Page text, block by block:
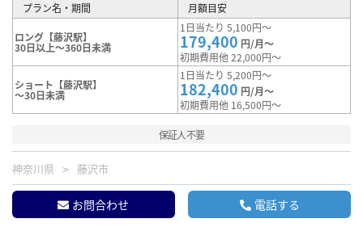
プラン名・期間 月額目安
ロング【藤沢駅】
30日以上～360日未満
1日当たり 5,100円～
179,400 円/月～
初期費用他 22,000円～
ショート【藤沢駅】
～30日未満
1日当たり 5,200円～
182,400 円/月～
初期費用他 16,500円～
保証人不要
神奈川県 藤沢市
お問合わせ 電話する